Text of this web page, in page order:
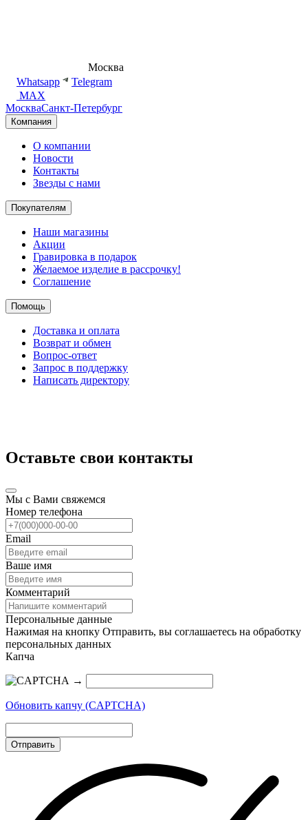
Москва
Whatsapp
Telegram
MAX
МоскваСанкт-Петербург
Компания
О компании
Новости
Контакты
Звезды с нами
Покупателям
Наши магазины
Акции
Гравировка в подарок
Желаемое изделие в рассрочку!
Соглашение
Помощь
Доставка и оплата
Возврат и обмен
Вопрос-ответ
Запрос в поддержку
Написать директору
Оставьте свои контакты
Мы с Вами свяжемся
Номер телефона
Email
Ваше имя
Комментарий
Персональные данные
Нажимая на кнопку Отправить, вы соглашаетесь на обработку
персональных данных
Капча
→
Обновить капчу (CAPTCHA)
Отправить